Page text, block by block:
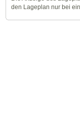
den Lageplan nur bei